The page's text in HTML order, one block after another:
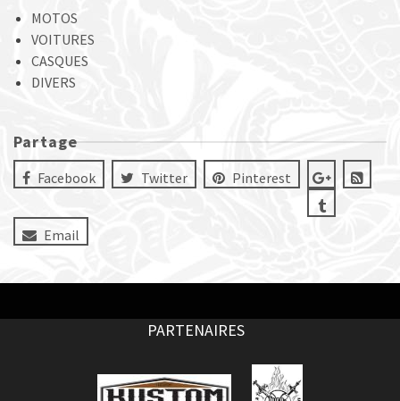
MOTOS
VOITURES
CASQUES
DIVERS
Partage
Facebook Twitter Pinterest
Email
PARTENAIRES